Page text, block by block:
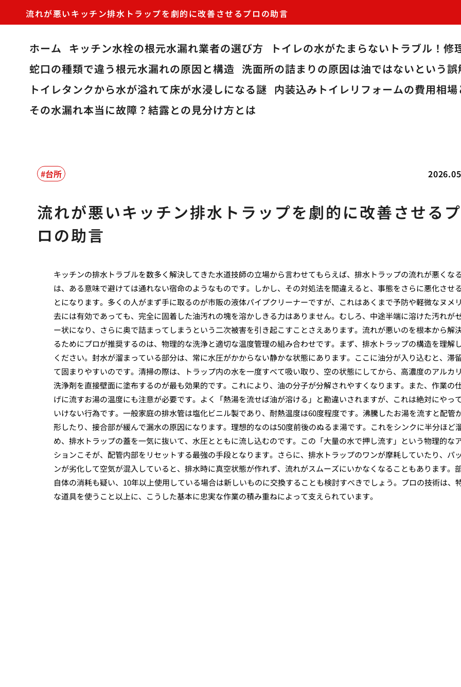
流れが悪いキッチン排水トラップを劇的に改善させるプロの助言
ホーム キッチン水栓の根元水漏れ業者の選び方
トイレの水がたまらないトラブル！修
蛇口の種類で違う根元水漏れの原因と構造 洗面所の詰まりの原因は油ではないという誤
トイレタンクから水が溢れて床が水浸しになる謎 内装込みトイレリフォームの費用相
その水漏れ本当に故障？結露との見分け方とは
台所
流れが悪いキッチン排水トラップを劇的に改善させるプ
ロの助言
キッチンの排水トラブルを数多く解決してきた水道技師の立場から言わせてもらえば、排水トラップの流れが悪くな
は、ある意味で避けては通れない宿命のようなものです。しかし、その対処法を間違えると、事態をさらに悪化させ
とになります。多くの人がまず手に取るのが市販の液体パイプクリーナーですが、これはあくまで予防や軽微なヌメ
去には有効であっても、完全に固着した油汚れの塊を溶かしきる力はありません。むしろ、中途半端に溶けた汚れが
ー状になり、さらに奥で詰まってしまうという二次被害を引き起こすことさえあります。流れが悪いのを根本から解
るためにプロが推奨するのは、物理的な洗浄と適切な温度管理の組み合わせです。まず、排水トラップの構造を理解
ください。封水が溜まっている部分は、常に水圧がかからない静かな状態にあります。ここに油分が入り込むと、滞
て固まりやすいのです。清掃の際は、トラップ内の水を一度すべて吸い取り、空の状態にしてから、高濃度のアルカ
洗浄剤を直接壁面に塗布するのが最も効果的です。これにより、油の分子が分解されやすくなります。また、作業の
げに流すお湯の温度にも注意が必要です。よく「熱湯を流せば油が溶ける」と勘違いされますが、これは絶対にやっ
いけない行為です。一般家庭の排水管は塩化ビニル製であり、耐熱温度は60度程度です。沸騰したお湯を流すと配管
形したり、接合部が緩んで漏水の原因になります。理想的なのは50度前後のぬるま湯です。これをシンクに半分ほど
め、排水トラップの蓋を一気に抜いて、水圧とともに流し込むのです。この「大量の水で押し流す」という物理的な
ションこそが、配管内部をリセットする最強の手段となります。さらに、排水トラップのワンが摩耗していたり、パ
ンが劣化して空気が混入していると、排水時に真空状態が作れず、流れがスムーズにいかなくなることもあります。
自体の消耗も疑い、10年以上使用している場合は新しいものに交換することも検討すべきでしょう。プロの技術は、
な道具を使うこと以上に、こうした基本に忠実な作業の積み重ねによって支えられています。